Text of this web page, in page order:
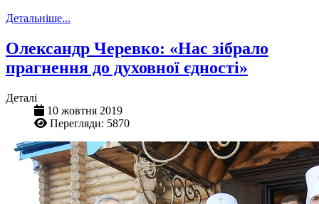
Детальніше...
Олександр Черевко: «Нас зібрало
прагнення до духовної єдності»
Деталі
10 жовтня 2019
Перегляди: 5870